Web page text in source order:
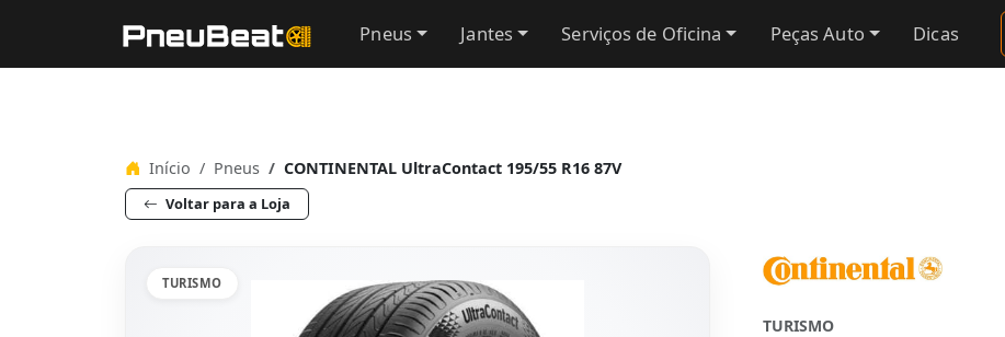
Pneus Jantes Serviços de Oficina Peças Auto Dicas
Início Pneus CONTINENTAL UltraContact 195/55 R16 87V
Voltar para a Loja
TURISMO
TURISMO